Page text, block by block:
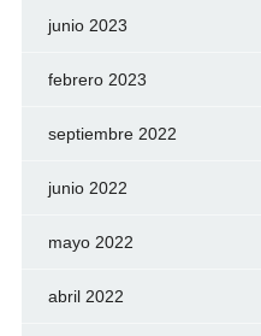
junio 2023
febrero 2023
septiembre 2022
junio 2022
mayo 2022
abril 2022